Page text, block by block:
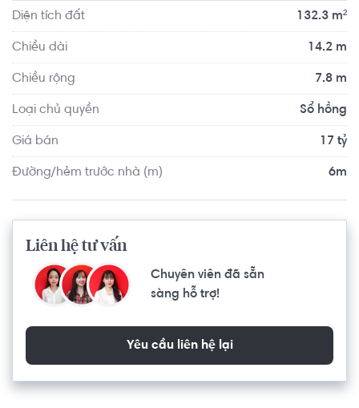
viên cư xá Nguyên Hồng, trường TH Phan Văn Trị, Công an
Diện tích đất 132.3 m²
Chiều dài 14.2 m
Chiều rộng 7.8 m
Loại chủ quyền Sổ hồng
Giá bán 17 tỷ
Đường/hẻm trước nhà (m) 6m
Liên hệ tư vấn
Chuyên viên đã sẵn
sàng hỗ trợ!
Yêu cầu liên hệ lại